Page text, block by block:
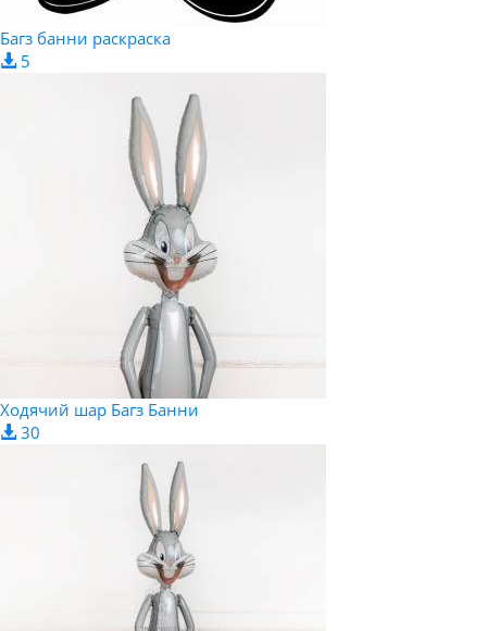
Багз банни раскраска
5
Ходячий шар Багз Банни
30